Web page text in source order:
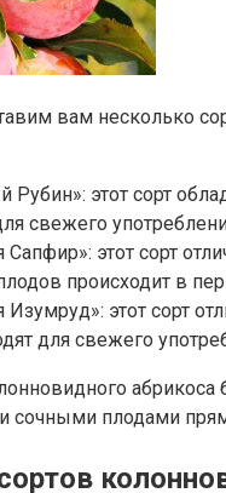
вам несколько
Рубин»: этот сорт
свежего
Сапфир»: этот сорт
происходит в
Изумруд»: этот сорт
для свежего
сочными плодами